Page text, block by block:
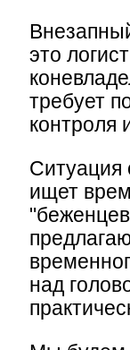
это
требует
контроля
Ситуация
ищет
над